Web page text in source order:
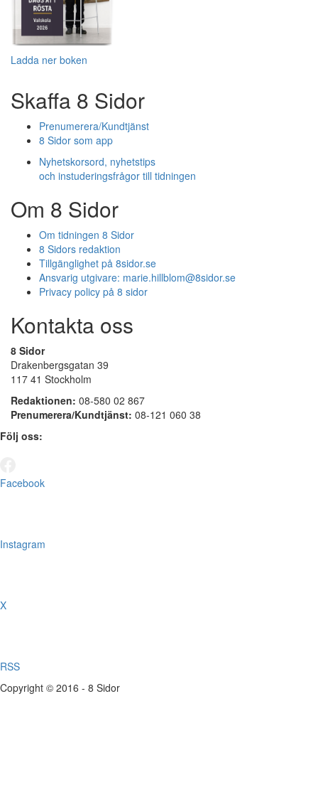
Ladda ner boken
Skaffa 8 Sidor
Prenumerera/Kundtjänst
8 Sidor som app
Nyhetskorsord, nyhetstips
och instuderingsfrågor till tidningen
Om 8 Sidor
Om tidningen 8 Sidor
8 Sidors redaktion
Tillgänglighet på 8sidor.se
Ansvarig utgivare: marie.hillblom@8sidor.se
Privacy policy på 8 sidor
Kontakta oss
8 Sidor
Drakenbergsgatan 39
117 41 Stockholm
Redaktionen: 08-580 02 867
Prenumerera/Kundtjänst: 08-121 060 38
Följ oss:
Facebook
Instagram
X
RSS
Copyright © 2016 - 8 Sidor